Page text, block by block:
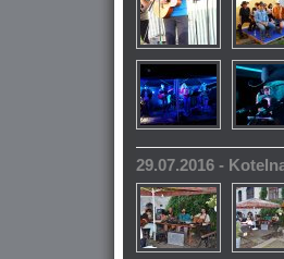
29.07.2016 -